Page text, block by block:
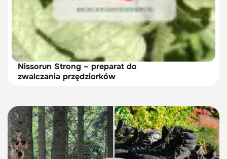
Nissorun Strong – preparat do
zwalczania przędziorków